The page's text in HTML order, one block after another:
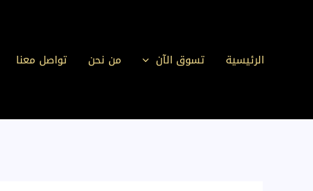
الرئيسية تسوق الآن من نحن تواصل معنا